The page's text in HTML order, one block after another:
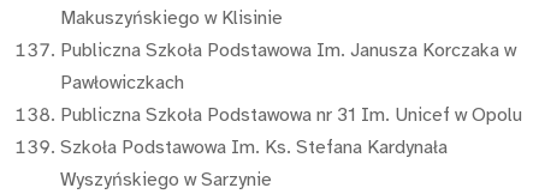
Makuszyńskiego w Klisinie
Publiczna Szkoła Podstawowa Im. Janusza Korczaka w
Pawłowiczkach
Publiczna Szkoła Podstawowa nr 31 Im. Unicef w Opolu
Szkoła Podstawowa Im. Ks. Stefana Kardynała
Wyszyńskiego w Sarzynie